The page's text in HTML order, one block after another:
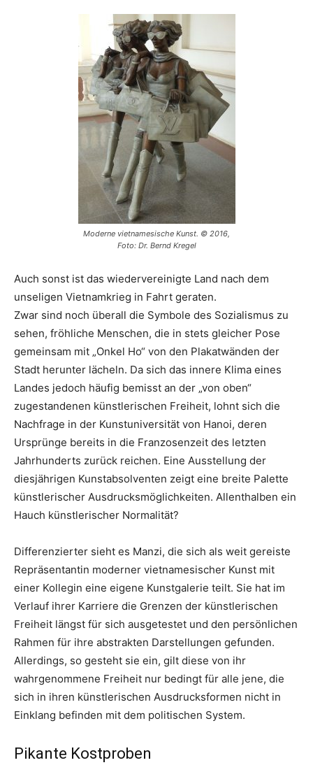
Moderne vietnamesische Kunst. © 2016,
Foto: Dr. Bernd Kregel
Auch sonst ist das wiedervereinigte Land nach dem
unseligen Vietnamkrieg in Fahrt geraten.
Zwar sind noch überall die Symbole des Sozialismus zu
sehen, fröhliche Menschen, die in stets gleicher Pose
gemeinsam mit „Onkel Ho“ von den Plakatwänden der
Stadt herunter lächeln. Da sich das innere Klima eines
Landes jedoch häufig bemisst an der „von oben“
zugestandenen künstlerischen Freiheit, lohnt sich die
Nachfrage in der Kunstuniversität von Hanoi, deren
Ursprünge bereits in die Franzosenzeit des letzten
Jahrhunderts zurück reichen. Eine Ausstellung der
diesjährigen Kunstabsolventen zeigt eine breite Palette
künstlerischer Ausdrucksmöglichkeiten. Allenthalben ein
Hauch künstlerischer Normalität?
Differenzierter sieht es Manzi, die sich als weit gereiste
Repräsentantin moderner vietnamesischer Kunst mit
einer Kollegin eine eigene Kunstgalerie teilt. Sie hat im
Verlauf ihrer Karriere die Grenzen der künstlerischen
Freiheit längst für sich ausgetestet und den persönlichen
Rahmen für ihre abstrakten Darstellungen gefunden.
Allerdings, so gesteht sie ein, gilt diese von ihr
wahrgenommene Freiheit nur bedingt für alle jene, die
sich in ihren künstlerischen Ausdrucksformen nicht in
Einklang befinden mit dem politischen System.
Pikante Kostproben